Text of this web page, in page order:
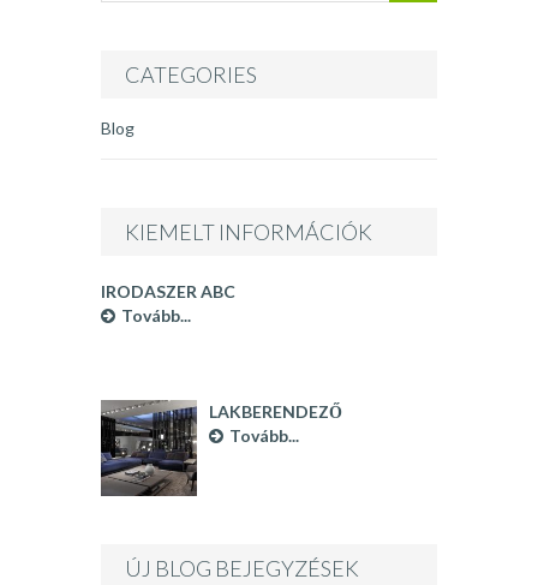
CATEGORIES
Blog
KIEMELT INFORMÁCIÓK
IRODASZER ABC
Tovább...
LAKBERENDEZŐ
BUDAPEST
Tovább...
ÚJ BLOG BEJEGYZÉSEK